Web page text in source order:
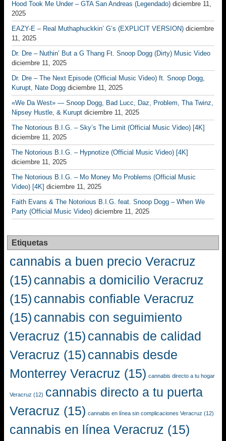
Hood Took Me Under – GTA San Andreas (Legendado) diciembre 11,
2025
EAZY-E – Real Muthaphuckkin’ G’s (EXPLICIT VERSION) diciembre
11, 2025
Dr. Dre – Nuthin’ But a G Thang Ft. Snoop Dogg (Dirty) Music Video
diciembre 11, 2025
Dr. Dre – The Next Episode (Official Music Video) ft. Snoop Dogg,
Kurupt, Nate Dogg diciembre 11, 2025
«We Da West» — Snoop Dogg, Bad Lucc, Daz, Problem, Tha Twinz,
Nipsey Hustle, & Kurupt diciembre 11, 2025
The Notorious B.I.G. – Sky’s The Limit (Official Music Video) [4K]
diciembre 11, 2025
The Notorious B.I.G. – Hypnotize (Official Music Video) [4K]
diciembre 11, 2025
The Notorious B.I.G. – Mo Money Mo Problems (Official Music
Video) [4K] diciembre 11, 2025
Faith Evans & The Notorious B.I.G. feat. Snoop Dogg – When We
Party (Official Music Video) diciembre 11, 2025
Etiquetas
cannabis a buen precio Veracruz
(15) cannabis a domicilio Veracruz
(15) cannabis confiable Veracruz
(15) cannabis con seguimiento
Veracruz (15) cannabis de calidad
Veracruz (15) cannabis desde
Monterrey Veracruz (15) cannabis directo a tu hogar
Veracruz (12) cannabis directo a tu puerta
Veracruz (15) cannabis en línea sin complicaciones Veracruz (12)
cannabis en línea Veracruz (15)